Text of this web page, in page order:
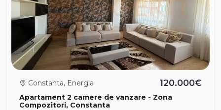
Apartament 2 camere de vanzare - Zona
Compozitori, Constanta
Constanta, Energia 120.000€